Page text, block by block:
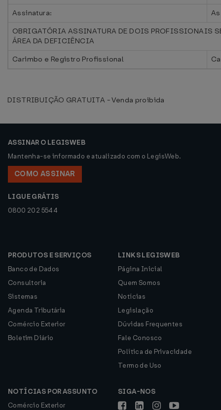
Assinatura:
OBRIGATÓRIA ASSINATURA DE DOIS PROFISSIONAIS
ÁREA DA DEFICIÊNCIA
Carimbo e Registro Profissional
DISTRIBUIÇÃO GRATUITA - Venda proibida
ASSINAR O LEGISWEB
Mantenha-se informado e atualizado com o LegisWeb.
COMO ASSINAR
LIGUE GRÁTIS
0800 202 5544
PRODUTOS E SERVIÇOS
Banco de Dados
Consultoria
Sistemas
Agenda Tributária
Comércio Exterior
Boletim Diário
LINKS LEGISWEB
Página Inicial
Quem Somos
Notícias
Legislação
Dúvidas Frequentes
Fale Conosco
Política de Privacidade
Termo de Uso
NOTÍCIAS POR ASSUNTO
Comércio Exterior
SIGA-NOS